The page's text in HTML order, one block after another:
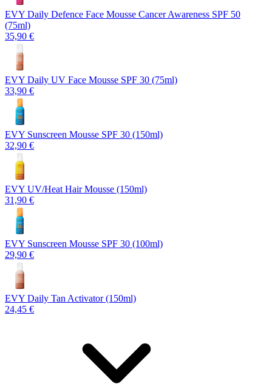
EVY Daily Defence Face Mousse Cancer Awareness SPF 50
(75ml)
35,90 €
EVY Daily UV Face Mousse SPF 30 (75ml)
33,90 €
EVY Sunscreen Mousse SPF 30 (150ml)
32,90 €
EVY UV/Heat Hair Mousse (150ml)
31,90 €
EVY Sunscreen Mousse SPF 30 (100ml)
29,90 €
EVY Daily Tan Activator (150ml)
24,45 €